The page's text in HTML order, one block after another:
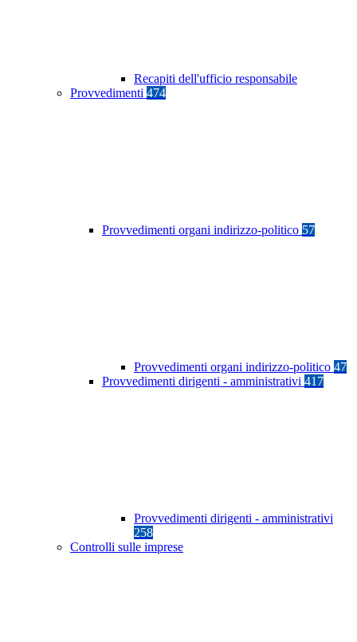
Recapiti dell'ufficio responsabile
Provvedimenti 474
Provvedimenti organi indirizzo-politico 57
Provvedimenti organi indirizzo-politico 47
Provvedimenti dirigenti - amministrativi 417
Provvedimenti dirigenti - amministrativi
258
Controlli sulle imprese